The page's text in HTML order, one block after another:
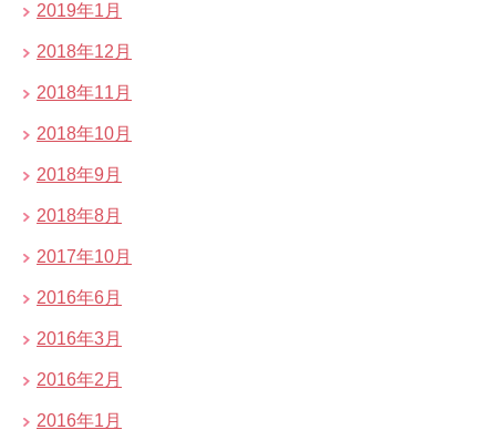
2019年1月
2018年12月
2018年11月
2018年10月
2018年9月
2018年8月
2017年10月
2016年6月
2016年3月
2016年2月
2016年1月